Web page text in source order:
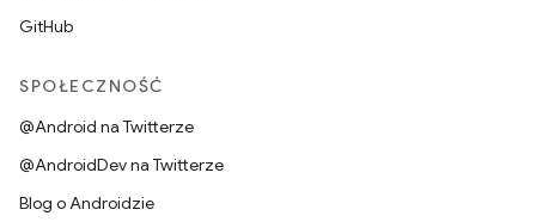
GitHub
SPOŁECZNOŚĆ
@Android na Twitterze
@AndroidDev na Twitterze
Blog o Androidzie